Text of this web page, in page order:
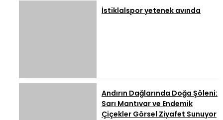
İstiklalspor yetenek avında
Andırın Dağlarında Doğa Şöleni:
Sarı Mantıvar ve Endemik
Çiçekler Görsel Ziyafet Sunuyor